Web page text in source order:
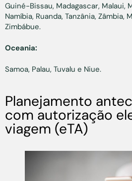
Guiné-Bissau, Madagascar, Malaui,
Namíbia, Ruanda, Tanzânia, Zâmbia,
Zimbábue.
Oceania:
Samoa, Palau, Tuvalu e Niue.
Planejamento
com autorização
viagem (eTA)